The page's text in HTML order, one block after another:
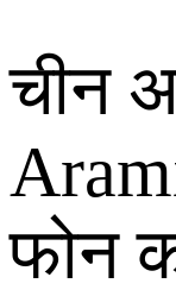
चीन
फोन